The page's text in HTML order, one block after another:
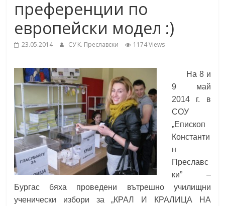
under the Erasmus+ Programme in
Malaga, Spain
School,
Burgas
Средно
училище
"Епископ
Константин
Преславски"
Бургас
преференции по
европейски модел :)
23.05.2014 СУ K. Преславски 1174 Views
На 8 и
9 май
2014 г. в
СОУ
„Епископ
Константи
н
Преславс
ки” –
Бургас бяха проведени вътрешно училищни
ученически избори за „КРАЛ И КРАЛИЦА НА